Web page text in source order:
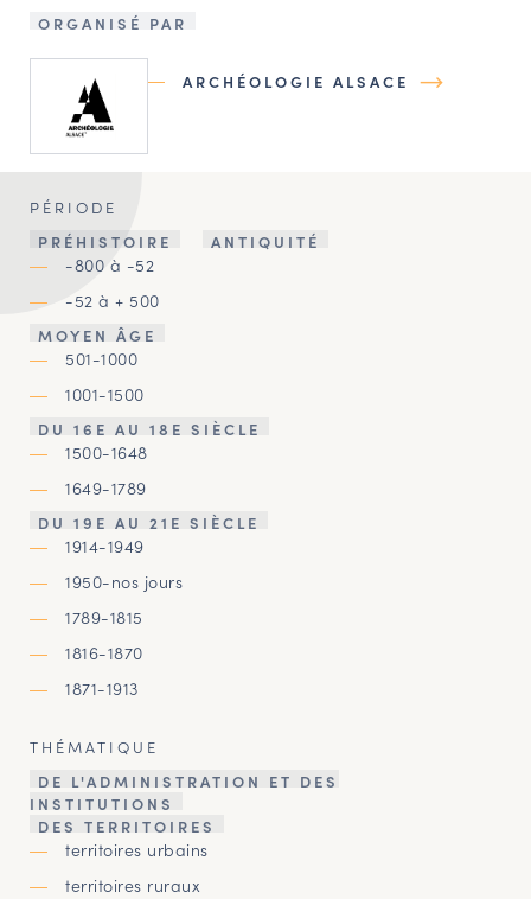
ORGANISÉ PAR
ARCHÉOLOGIE ALSACE
PÉRIODE
PRÉHISTOIRE
ANTIQUITÉ
-800 à -52
-52 à + 500
MOYEN ÂGE
501-1000
1001-1500
DU 16E AU 18E SIÈCLE
1500-1648
1649-1789
DU 19E AU 21E SIÈCLE
1914-1949
1950-nos jours
1789-1815
1816-1870
1871-1913
THÉMATIQUE
DE L'ADMINISTRATION ET DES
INSTITUTIONS
DES TERRITOIRES
territoires urbains
territoires ruraux